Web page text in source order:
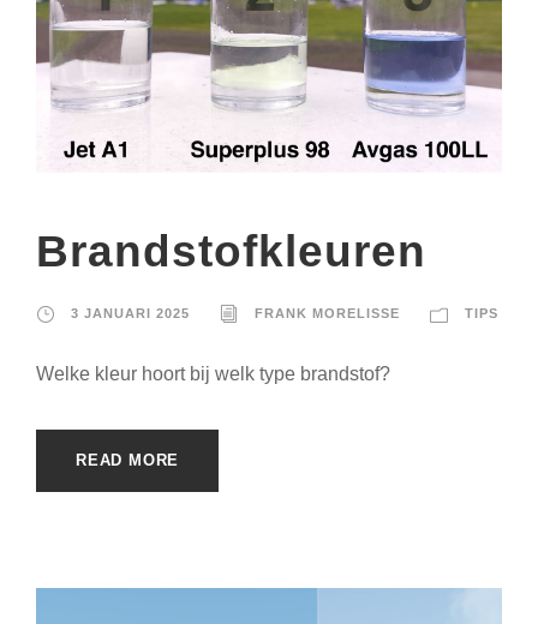
Brandstofkleuren
3 JANUARI 2025 FRANK MORELISSE TIPS
Welke kleur hoort bij welk type brandstof?
READ MORE